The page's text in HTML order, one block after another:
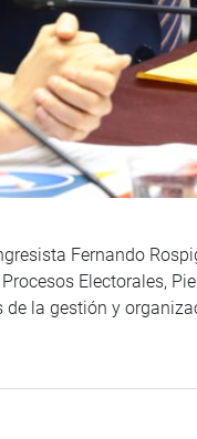
Fernando
Electorales,
la gestión y